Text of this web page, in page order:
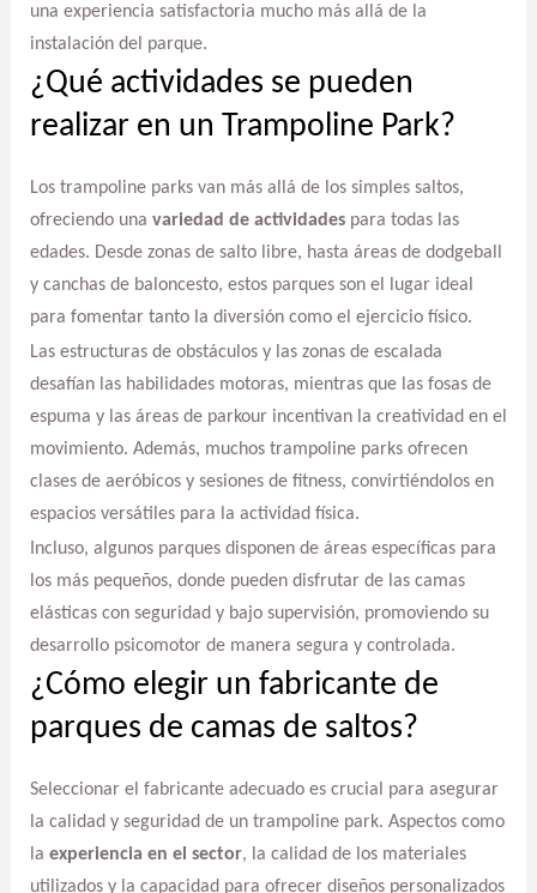
una experiencia satisfactoria mucho más allá de la
instalación del parque.
¿Qué actividades se pueden
realizar en un Trampoline Park?
Los trampoline parks van más allá de los simples saltos,
ofreciendo una variedad de actividadespara todas las
edades. Desde zonas de salto libre, hasta áreas de dodgeball
y canchas de baloncesto, estos parques son el lugar ideal
para fomentar tanto la diversión como el ejercicio físico.
Las estructuras de obstáculos y las zonas de escalada
desafían las habilidades motoras, mientras que las fosas de
espuma y las áreas de parkour incentivan la creatividad en el
movimiento. Además, muchos trampoline parks ofrecen
clases de aeróbicos y sesiones de fitness, convirtiéndolos en
espacios versátiles para la actividad física.
Incluso, algunos parques disponen de áreas específicas para
los más pequeños, donde pueden disfrutar de las camas
elásticas con seguridad y bajo supervisión, promoviendo su
desarrollo psicomotor de manera segura y controlada.
¿Cómo elegir un fabricante de
parques de camas de saltos?
Seleccionar el fabricante adecuado es crucial para asegurar
la calidad y seguridad de un trampoline park. Aspectos como
la experiencia en el sector, la calidad de los materiales
utilizados y la capacidad para ofrecer diseños personalizados